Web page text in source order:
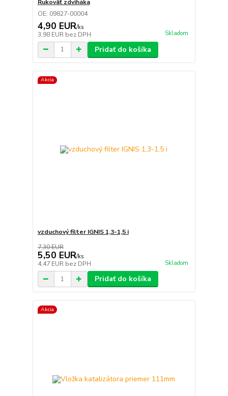
Rukoväť zdviháka
OE: 09827-00004
4,90 EUR/ks
3,98 EUR bez DPH Skladom
Pridať do košíka
Akcia
vzduchový filter IGNIS 1,3-1,5 i
7,30 EUR
5,50 EUR/ks
4,47 EUR bez DPH Skladom
Pridať do košíka
Akcia